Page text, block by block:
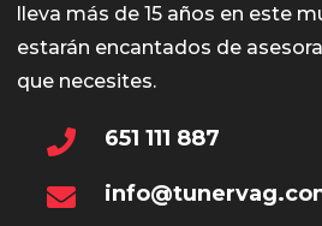
lleva más de 15 años en este
estarán encantados de
que necesites.
651 111 887